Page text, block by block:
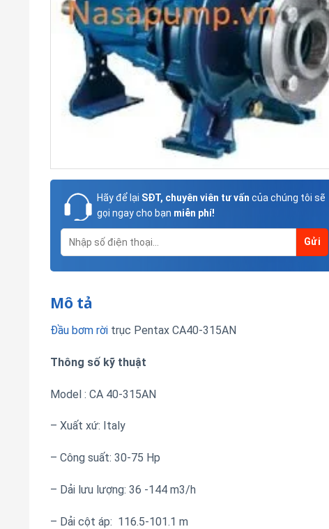
Hãy để lại SĐT, chuyên viên tư vấn của chúng tôi sẽ
gọi ngay cho bạn miễn phí!
Mô tả
Đầu bơm rời trục Pentax CA40-315AN
Thông số kỹ thuật
Model : CA 40-315AN
– Xuất xứ: Italy
– Công suất: 30-75 Hp
– Dải lưu lượng: 36 -144 m3/h
– Dải cột áp: 116.5-101.1 m